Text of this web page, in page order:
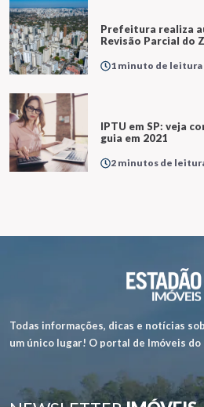
Prefeitura realiza
Revisão Parcial do
1 minuto de leitura
IPTU em SP: veja
guia em 2021
2 minutos de
Todas informações, dicas e notícias
um único lugar! O portal de Imóveis do